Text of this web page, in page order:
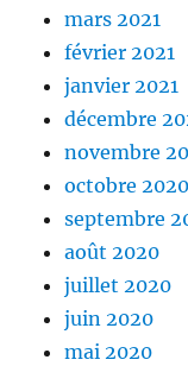
mars 2021
février 2021
janvier 2021
décembre
novembre
octobre 2020
septembre
août 2020
juillet 2020
juin 2020
mai 2020